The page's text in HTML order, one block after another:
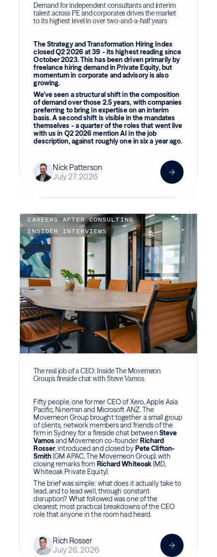
Demand for independent consultants and interim
talent across PE and corporates drives the market
to its highest level in over two-and-a-half years
The Strategy and Transformation Hiring Index
closed Q2 2026 at 39 - its highest reading since
October 2023. This has been driven primarily by
freelance hiring demand in Private Equity, but
momentum in corporate and advisory is also
growing.
We’ve seen a structural shift in the composition
of demand over those 2.5 years, with companies
preferring to bring in expertise on an interim
basis. A second shift is visible in the mandates
themselves - a quarter of the roles that went live
with us in Q2 2026 mention AI in the job
description, against roughly one in six a year ago.
Nick Patterson
July 27, 2026
The real job of a CEO: Inside The Movemeon
Group's fireside chat with Steve Vamos
Fifty people, one former CEO of Xero, Apple Asia
Pacific, Ninemsn and Microsoft ANZ. The
Movemeon Group brought together a small group
of clients, network members and friends of the
firm in Sydney for a fireside chat between Steve
Vamosand Movemeon co-founderRichard
Rosser, introduced and closed byPete Clifton-
Smith(GM APAC, The Movemeon Group), with
closing remarks from Richard Whiteoak(MD,
Whiteoak Private Equity).
The brief was simple: what does it actually take to
lead, and to lead well, through constant
disruption? What followed was one of the
clearest, most practical breakdowns of the CEO
role that anyone in the room had heard.
Rich Rosser
July 26, 2026
CAREERS AFTER CONSULTING
INSIDER INTERVIEWS